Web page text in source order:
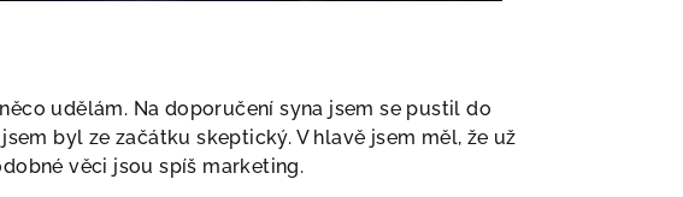
udělám. Na doporučení syna jsem se pustil do
byl ze začátku skeptický. V hlavě jsem měl, že už
věci jsou spíš marketing.